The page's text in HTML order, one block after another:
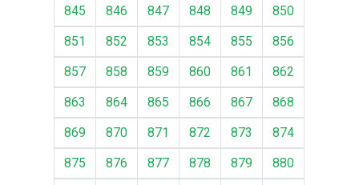
845
846 847 848 849
850
851
852 853 854 855
856
857
858 859 860 861
862
863
864 865 866 867
868
869
870 871 872 873
874
875
876 877 878 879
880